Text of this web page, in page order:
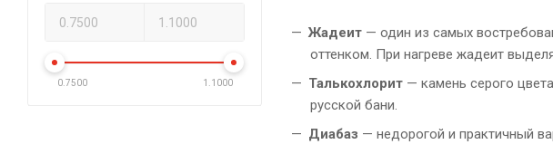
Жадеит — один из самых
оттенком. При нагреве жадеит
Талькохлорит — камень серого
русской бани.
Диабаз — недорогой и практичный
0.7500 1.1000